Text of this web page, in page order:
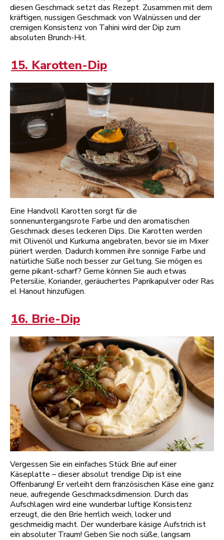
diesen Geschmack setzt das Rezept. Zusammen mit dem
kräftigen, nussigen Geschmack von Walnüssen und der
cremigen Konsistenz von Tahini wird der Dip zum
absoluten Brunch-Hit.
15. Karotten-Dip
Eine Handvoll Karotten sorgt für die
sonnenuntergangsrote Farbe und den aromatischen
Geschmack dieses leckeren Dips. Die Karotten werden
mit Olivenöl und Kurkuma angebraten, bevor sie im Mixer
püriert werden. Dadurch kommen ihre sonnige Farbe und
natürliche Süße noch besser zur Geltung. Sie mögen es
gerne pikant-scharf? Gerne können Sie auch etwas
Petersilie, Koriander, geräuchertes Paprikapulver oder Ras
el Hanout hinzufügen.
16. Brie-Dip
Vergessen Sie ein einfaches Stück Brie auf einer
Käseplatte – dieser absolut trendige Dip ist eine
Offenbarung! Er verleiht dem französischen Käse eine ganz
neue, aufregende Geschmacksdimension. Durch das
Aufschlagen wird eine wunderbar luftige Konsistenz
erzeugt, die den Brie herrlich weich, locker und
geschmeidig macht. Der wunderbare käsige Aufstrich ist
ein absoluter Traum! Geben Sie noch süße, langsam